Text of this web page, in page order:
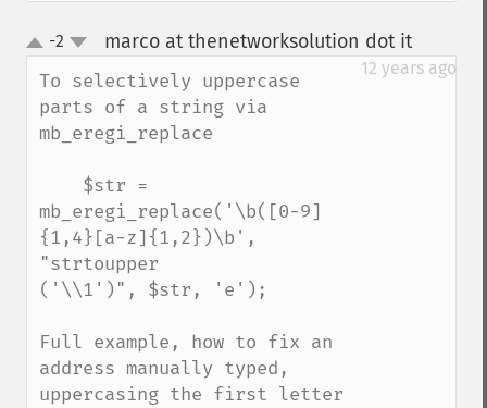
up
down
-2 marco at thenetworksolution dot it¶
12 years ago
To selectively uppercase
parts of a string via
mb_eregi_replace
mb_eregi_replace('\b([0-9]
{1,4}[a-z]{1,2})\b',
"strtoupper
('\\1')", $str, 'e');
Full example, how to fix an
address manually typed,
uppercasing the first letter